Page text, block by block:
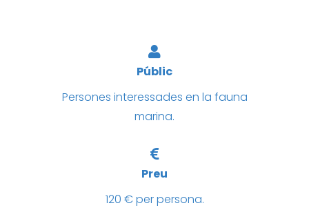
Públic
Persones interessades en la fauna
marina.
Preu
120 € per persona.